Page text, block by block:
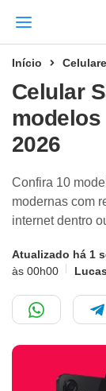
Início
Celular
2026
Confira 10
modernas com
internet dentro
Atualizado há 1
às 00h00